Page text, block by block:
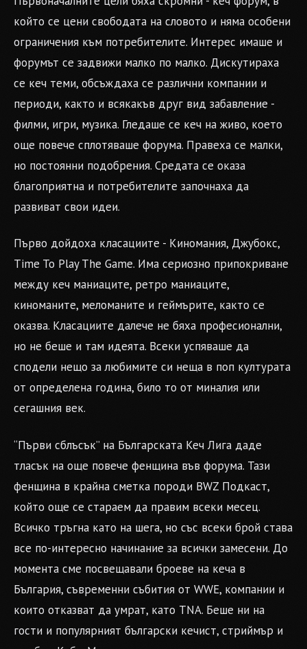
който се цени свободата на словото и няма особени
ограничения към потребителите. Интерес имаше и
форумът се задвижи малко по малко. Дискутираха
се кеч теми, обсъждаха се различни компании и
периоди, както и всякакъв друг вид забавление -
филми, игри, музика. Гледаше се кеч на живо, което
още повече сплотяваше форума. Правеха се малки,
но постоянни подобрения. Средата се оказа
благоприятна и потребителите започнаха да
развиват свои идеи.
Първо дойдоха класациите - Киномания, Джубокс,
Time To Play The Game. Има сериозно припокриване
между кеч маниаците, ретро маниаците,
киноманите, меломаните и геймърите, както се
оказва. Класациите далече не бяха професионални,
но не беше и там идеята. Всеки успяваше да
сподели нещо за любимите си неща в поп културата
от определена година, било то от миналия или
сегашния век.
“Първи сблъсък” на Българската Кеч Лига даде
тласък на още повече фенщина във форума. Тази
фенщина в крайна сметка породи BWZ Подкаст,
който още се стараем да правим всеки месец.
Всичко тръгна като на шега, но със всеки брой става
все по-интересно начинание за всички замесени. До
момента сме посвещавали броеве на кеча в
България, съвременни събития от WWE, компании и
които отказват да умрат, като TNA. Беше ни на
гости и популярният български кечист, стриймър и